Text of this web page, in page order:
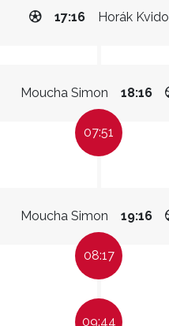
Horák Kvido
17:16
Moucha Simon 18:16
07:51
Moucha Simon 19:16
08:17
09:44